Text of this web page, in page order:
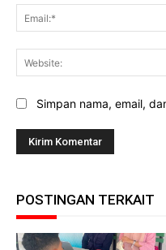
Simpan nama, email,
POSTINGAN TERKAIT